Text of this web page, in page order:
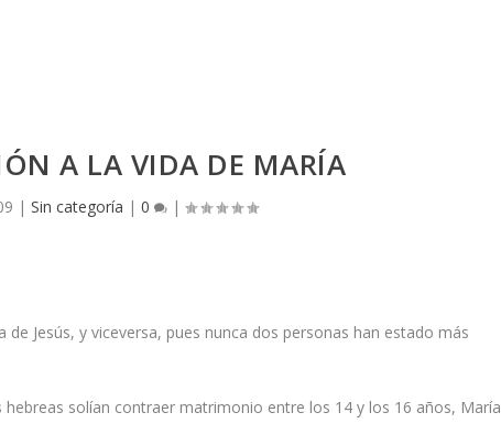
A LA VIDA DE MARÍA
| Sin categoría | 0 |
Jesús, y viceversa, pues nunca dos personas han estado más
solían contraer matrimonio entre los 14 y los 16 años, María